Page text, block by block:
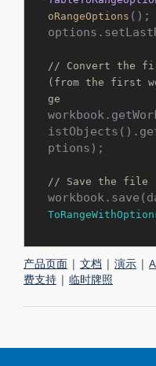
oRangeOptions ();
// Convert the
(from the first
ge
ptions);
// Save the file
产品页面 | 文档 | 演示 |
费支持 | 临时牌照